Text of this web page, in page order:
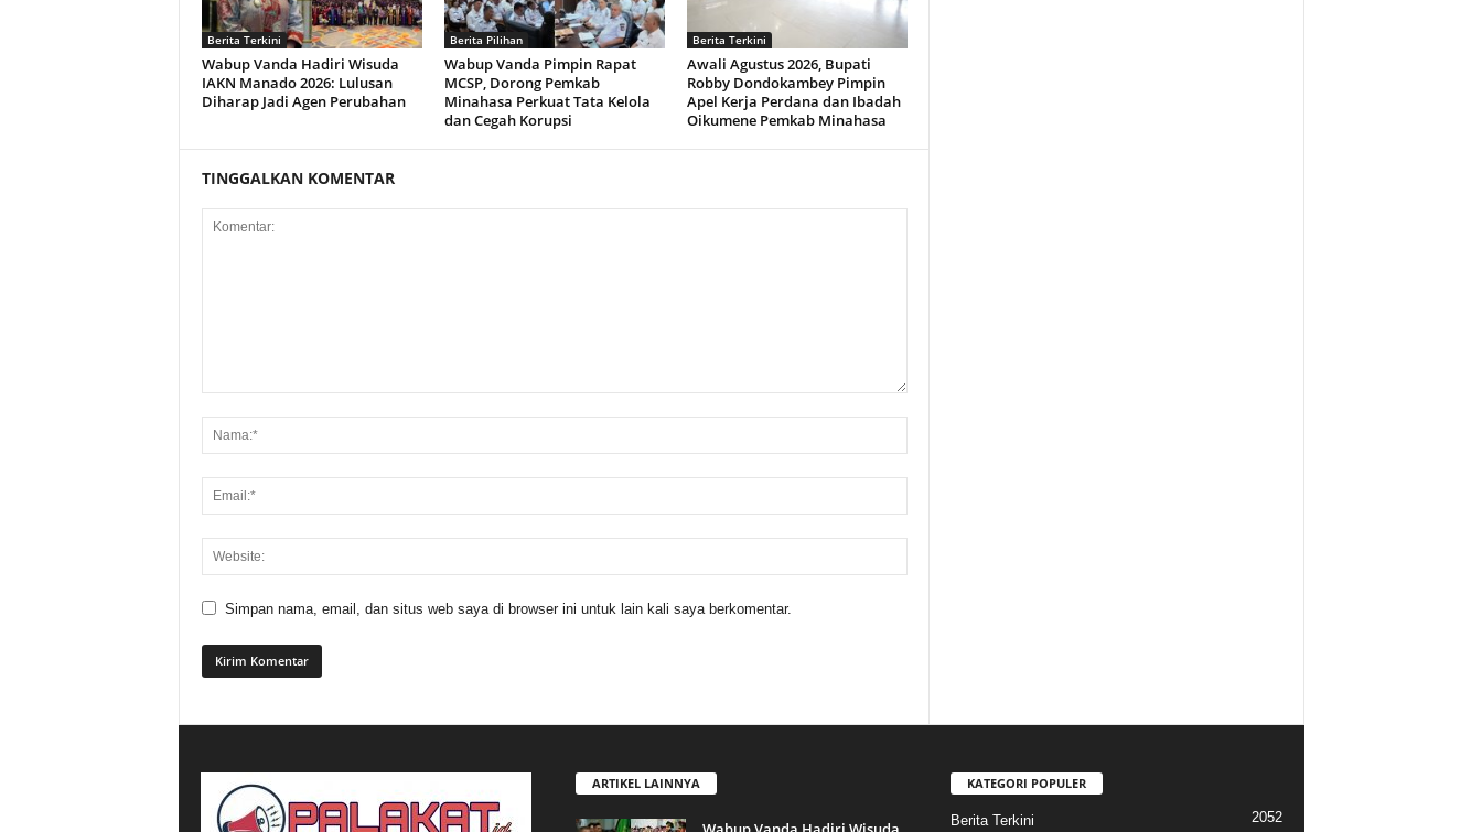
Berita Terkini
Wabup Vanda Hadiri Wisuda
IAKN Manado 2026: Lulusan
Diharap Jadi Agen Perubahan
Berita Pilihan
Wabup Vanda Pimpin Rapat
MCSP, Dorong Pemkab
Minahasa Perkuat Tata Kelola
dan Cegah Korupsi
Berita Terkini
Awali Agustus 2026, Bupati
Robby Dondokambey Pimpin
Apel Kerja Perdana dan Ibadah
Oikumene Pemkab Minahasa
TINGGALKAN KOMENTAR
Simpan nama, email, dan situs web saya di browser ini untuk lain kali saya berkomentar.
ARTIKEL LAINNYA KATEGORI POPULER
Berita Terkini 2052